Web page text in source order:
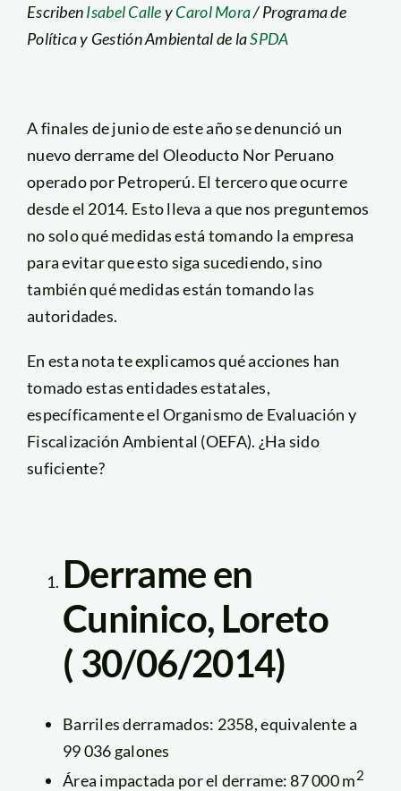
EscribenIsabel CalleyCarol Mora/ Programa de
Política y Gestión Ambiental de laSPDA
A finales de junio de este año se denunció un
nuevo derrame del Oleoducto Nor Peruano
operado por Petroperú. El tercero que ocurre
desde el 2014. Esto lleva a que nos preguntemos
no solo qué medidas está tomando la empresa
para evitar que esto siga sucediendo, sino
también qué medidas están tomando las
autoridades.
En esta nota te explicamos qué acciones han
tomado estas entidades estatales,
específicamente el Organismo de Evaluación y
Fiscalización Ambiental (OEFA). ¿Ha sido
suficiente?
Derrame en
Cuninico, Loreto
( 30/06/2014)
Barriles derramados: 2358, equivalente a
99 036 galones
Área impactada por el derrame: 87 000 m2